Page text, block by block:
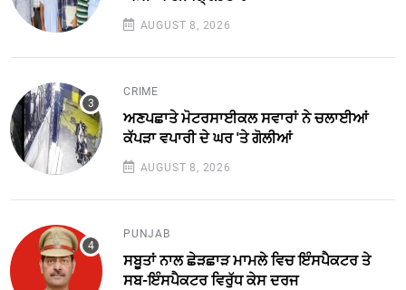
AUGUST 8, 2026
CRIME
ਅਣਪਛਾਤੇ ਮੋਟਰਸਾਈਕਲ ਸਵਾਰਾਂ ਨੇ ਚਲਾਈਆਂ
ਕੱਪੜਾ ਵਪਾਰੀ ਦੇ ਘਰ 'ਤੇ ਗੋਲੀਆਂ
AUGUST 8, 2026
PUNJAB
ਸਬੂਤਾਂ ਨਾਲ ਛੇੜਛਾੜ ਮਾਮਲੇ ਵਿਚ ਇੰਸਪੈਕਟਰ ਤੇ
ਸਬ-ਇੰਸਪੈਕਟਰ ਵਿਰੁੱਧ ਕੇਸ ਦਰਜ